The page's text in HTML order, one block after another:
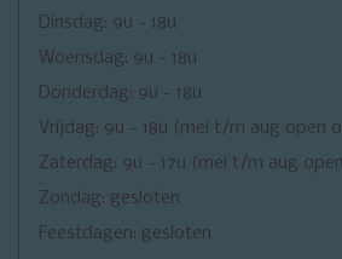
Dinsdag: 9u - 18u
Woensdag: 9u - 18u
Donderdag: 9u - 18u
Vrijdag: 9u - 18u (mei t/m aug open
Zaterdag: 9u - 17u (mei t/m aug
Zondag: gesloten
Feestdagen: gesloten